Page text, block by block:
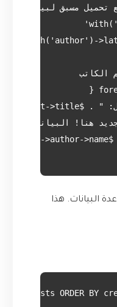
البيانات. هذا
FROM posts ORDER BY